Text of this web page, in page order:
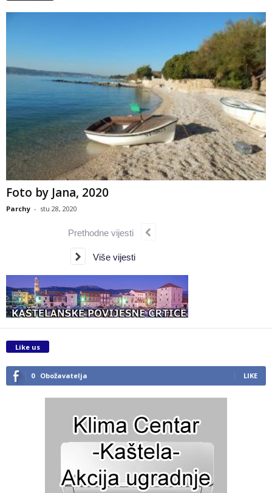
Foto by Jana, 2020
Parchy - stu 28, 2020
Prethodne vijesti
Više vijesti
Like us
0 Obožavatelja LIKE